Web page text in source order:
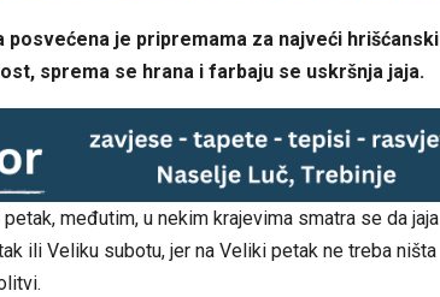
je pripremama za najveći hrišćanski
sprema se hrana i farbaju se uskršnja jaja.
međutim, u nekim krajevima smatra se da jaja
ili Veliku subotu, jer na Veliki petak ne treba ništa